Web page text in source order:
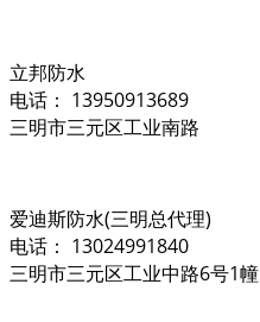
立邦防水
电话： 13950913689
三明市三元区工业南路
爱迪斯防水(三明总代理)
电话： 13024991840
三明市三元区工业中路6号1幢